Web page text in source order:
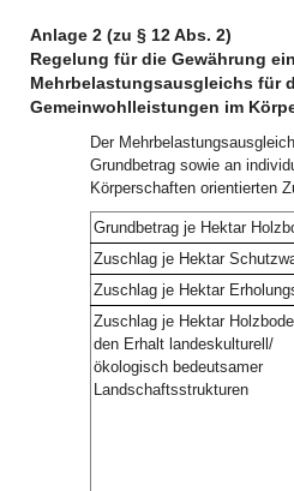
Anlage 2 (zu § 12 Abs. 2)
Regelung für die Gewährung
Mehrbelastungsausgleichs für
Gemeinwohlleistungen im
Der
Grundbetrag sowie an
Körperschaften orientierten
Grundbetrag je Hektar
Zuschlag je Hektar
Zuschlag je Hektar
Zuschlag je Hektar
den Erhalt landeskulturell/
ökologisch bedeutsamer
Landschaftsstrukturen